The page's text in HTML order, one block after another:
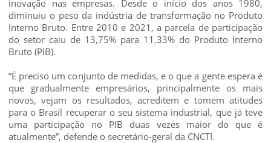
inovação nas empresas. Desde o início dos anos 1980,
diminuiu o peso da indústria de transformação no Produto
Interno Bruto. Entre 2010 e 2021, a parcela de participação
do setor caiu de 13,75% para 11,33% do Produto Interno
Bruto (PIB).
“É preciso um conjunto de medidas, e o que a gente espera é
que gradualmente empresários, principalmente os mais
novos, vejam os resultados, acreditem e tomem atitudes
para o Brasil recuperar o seu sistema industrial, que já teve
uma participação no PIB duas vezes maior do que é
atualmente”, defende o secretário-geral da CNCTI.